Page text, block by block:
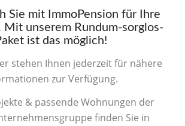
Sie mit ImmoPension für Ihre
Mit unserem Rundum-sorglos-
ist das möglich!
stehen Ihnen jederzeit für nähere
zur Verfügung.
& passende Wohnungen der
finden Sie in